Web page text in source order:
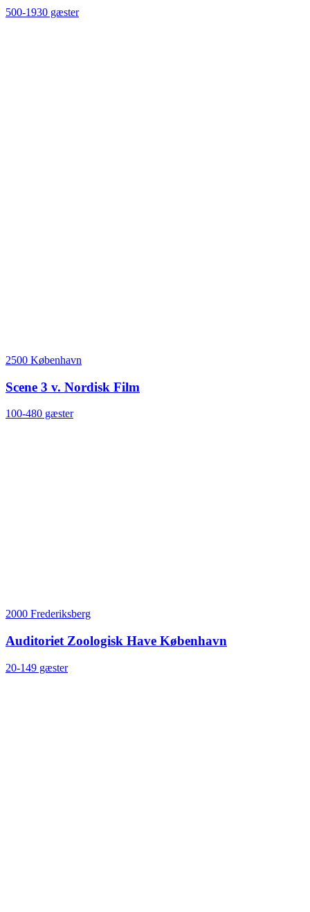
500-1930 gæster
2500 København
Scene 3 v. Nordisk Film
100-480 gæster
2000 Frederiksberg
Auditoriet Zoologisk Have København
20-149 gæster